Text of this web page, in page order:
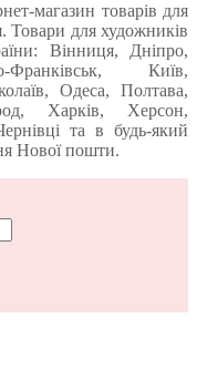
магазин товарів для
Товари для художників
Вінниця, Дніпро,
Київ,
Одеса, Полтава,
Харків, Херсон,
та в будь-який
Нової пошти.